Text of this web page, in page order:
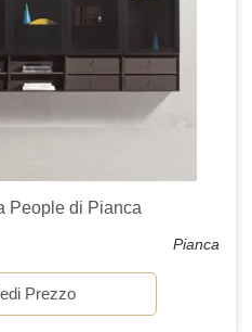
People di Pianca
Pianca
Prezzo